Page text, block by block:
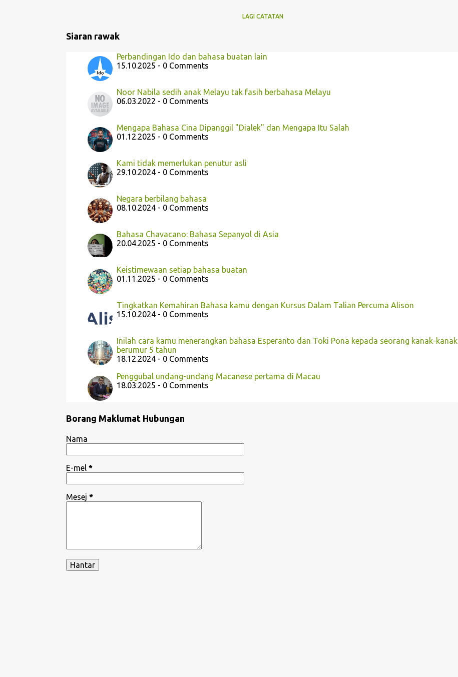
LAGI CATATAN
Siaran rawak
Perbandingan Ido dan bahasa buatan lain
15.10.2025 - 0 Comments
Noor Nabila sedih anak Melayu tak fasih berbahasa Melayu
06.03.2022 - 0 Comments
Mengapa Bahasa Cina Dipanggil "Dialek" dan Mengapa Itu Salah
01.12.2025 - 0 Comments
Kami tidak memerlukan penutur asli
29.10.2024 - 0 Comments
Negara berbilang bahasa
08.10.2024 - 0 Comments
Bahasa Chavacano: Bahasa Sepanyol di Asia
20.04.2025 - 0 Comments
Keistimewaan setiap bahasa buatan
01.11.2025 - 0 Comments
Tingkatkan Kemahiran Bahasa kamu dengan Kursus Dalam Talian Percuma Alison
15.10.2024 - 0 Comments
Inilah cara kamu menerangkan bahasa Esperanto dan Toki Pona kepada seorang kanak-kanak
berumur 5 tahun
18.12.2024 - 0 Comments
Penggubal undang-undang Macanese pertama di Macau
18.03.2025 - 0 Comments
Borang Maklumat Hubungan
Nama
E-mel *
Mesej *